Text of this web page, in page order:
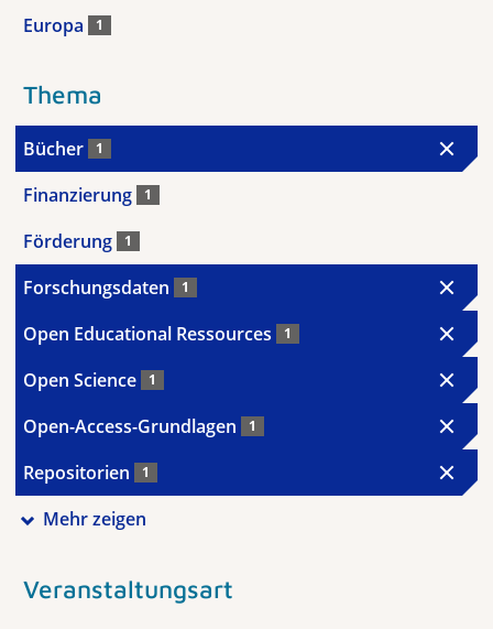
Europa 1
Thema
Bücher 1
Finanzierung 1
Förderung 1
Forschungsdaten 1
Open Educational Ressources 1
Open Science 1
Open-Access-Grundlagen 1
Repositorien 1
Mehr zeigen
Veranstaltungsart